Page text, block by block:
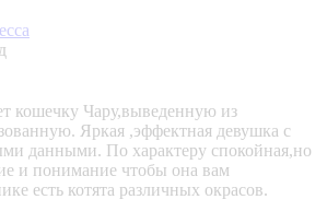
кошечку Чару,выведенную из
Яркая ,эффектная девушка с
данными. По характеру спокойная,но
и понимание чтобы она вам
есть котята различных окрасов.